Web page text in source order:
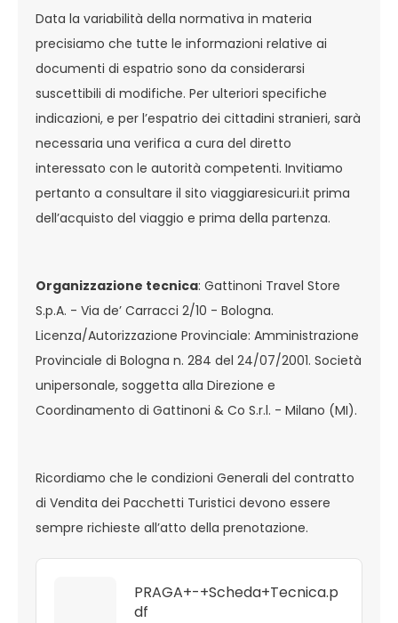
Data la variabilità della normativa in materia
precisiamo che tutte le informazioni relative ai
documenti di espatrio sono da considerarsi
suscettibili di modifiche. Per ulteriori specifiche
indicazioni, e per l’espatrio dei cittadini stranieri, sarà
necessaria una verifica a cura del diretto
interessato con le autorità competenti. Invitiamo
pertanto a consultare il sito viaggiaresicuri.it prima
dell’acquisto del viaggio e prima della partenza.
Organizzazione tecnica: Gattinoni Travel Store
S.p.A. - Via de’ Carracci 2/10 - Bologna.
Licenza/Autorizzazione Provinciale: Amministrazione
Provinciale di Bologna n. 284 del 24/07/2001. Società
unipersonale, soggetta alla Direzione e
Coordinamento di Gattinoni & Co S.r.l. - Milano (MI).
Ricordiamo che le condizioni Generali del contratto
di Vendita dei Pacchetti Turistici devono essere
sempre richieste all’atto della prenotazione.
PRAGA+-+Scheda+Tecnica.p
df